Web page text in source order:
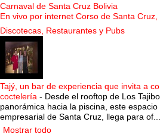
Carnaval de Santa Cruz Bolivia
En vivo por internet Corso de Santa
Discotecas, Restaurantes y Pubs
Tajý, un bar de experiencia que invita a
coctelería - Desde el rooftop de Los
panorámica hacia la piscina, este
empresarial de Santa Cruz, llega para of...
Mostrar todo